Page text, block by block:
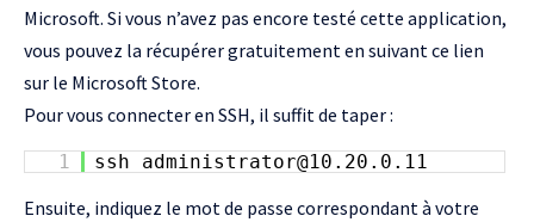
Microsoft. Si vous n’avez pas encore testé cette application,
vous pouvez la récupérer gratuitement en suivant ce lien
sur le Microsoft Store.
Pour vous connecter en SSH, il suffit de taper :
1 ssh administrator@10.20.0.11
Ensuite, indiquez le mot de passe correspondant à votre